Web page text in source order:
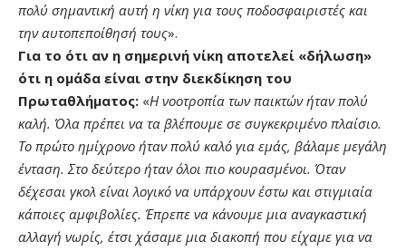
πολύ σημαντική αυτή η νίκη για τους ποδοσφαιριστές και
την αυτοπεποίθησή τους».
Για το ότι αν η σημερινή νίκη αποτελεί «δήλωση»
ότι η ομάδα είναι στην διεκδίκηση του
Πρωταθλήματος: «Η νοοτροπία των παικτών ήταν πολύ
καλή. Όλα πρέπει να τα βλέπουμε σε συγκεκριμένο πλαίσιο.
Το πρώτο ημίχρονο ήταν πολύ καλό για εμάς, βάλαμε μεγάλη
ένταση. Στο δεύτερο ήταν όλοι πιο κουρασμένοι. Όταν
δέχεσαι γκολ είναι λογικό να υπάρχουν έστω και στιγμιαία
κάποιες αμφιβολίες. Έπρεπε να κάνουμε μια αναγκαστική
αλλαγή νωρίς, έτσι χάσαμε μια διακοπή που είχαμε για να